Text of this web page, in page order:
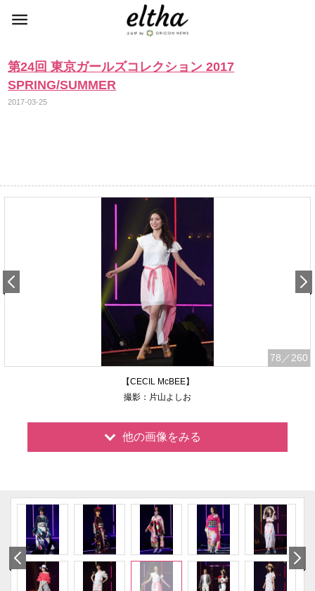
第24回 東京ガールズコレクション 2017
SPRING/SUMMER
2017-03-25
78 ／260
【CECIL McBEE】
撮影：片山よしお
他の画像をみる